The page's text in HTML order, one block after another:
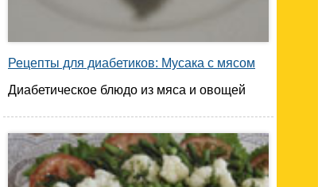
Рецепты для диабетиков: Мусака с мясом
Диабетическое блюдо из мяса и овощей